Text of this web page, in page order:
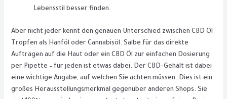
Lebensstil besser finden.
Aber nicht jeder kennt den genauen Unterschied zwischen CBD Öl
Tropfen als Hanföl oder Cannabisöl. Salbe für das direkte
Auftragen auf die Haut oder ein CBD Öl zur einfachen Dosierung
per Pipette – für jeden ist etwas dabei. Der CBD-Gehalt ist dabei
eine wichtige Angabe, auf welchen Sie achten müssen. Dies ist ein
großes Herausstellungsmerkmal gegenüber anderen Shops. Sie